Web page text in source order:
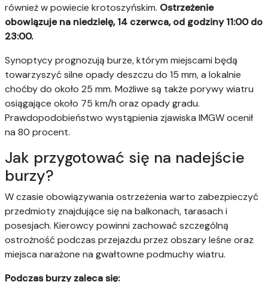
również w powiecie krotoszyńskim. Ostrzeżenie
obowiązuje na niedzielę, 14 czerwca, od godziny 11:00 do
23:00.
Synoptycy prognozują burze, którym miejscami będą
towarzyszyć silne opady deszczu do 15 mm, a lokalnie
choćby do około 25 mm. Możliwe są także porywy wiatru
osiągające około 75 km/h oraz opady gradu.
Prawdopodobieństwo wystąpienia zjawiska IMGW ocenił
na 80 procent.
Jak przygotować się na nadejście
burzy?
W czasie obowiązywania ostrzeżenia warto zabezpieczyć
przedmioty znajdujące się na balkonach, tarasach i
posesjach. Kierowcy powinni zachować szczególną
ostrożność podczas przejazdu przez obszary leśne oraz
miejsca narażone na gwałtowne podmuchy wiatru.
Podczas burzy zaleca się: